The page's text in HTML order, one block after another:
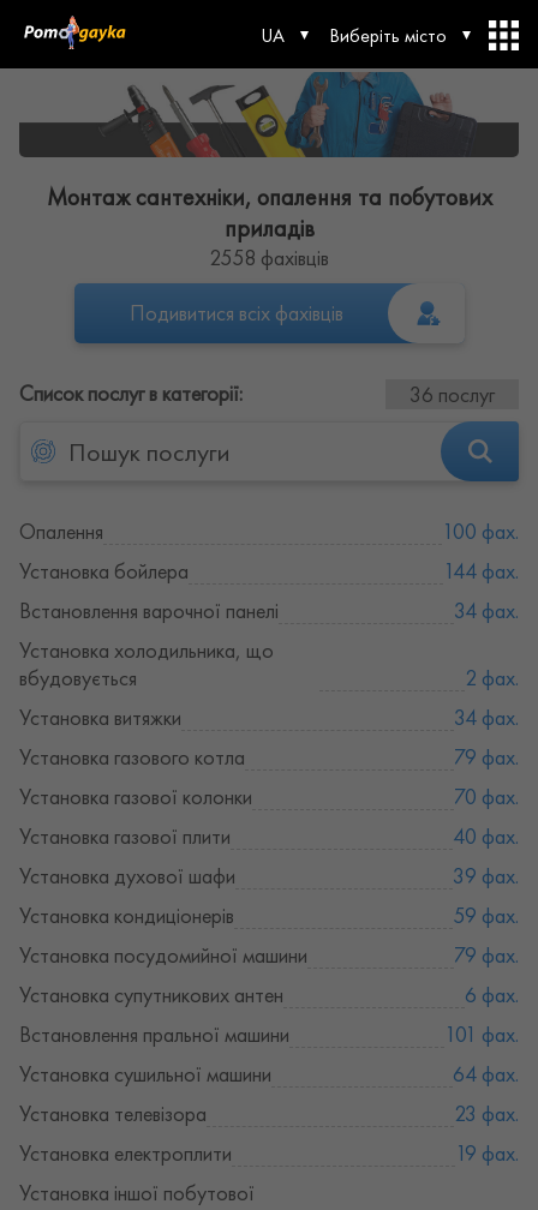
UA Виберіть місто
Монтаж сантехніки, опалення та побутових
приладів
2558 фахівців
Подивитися всіх фахівців
Список послуг в категорії: 36 послуг
Опалення
100 фах.
Установка бойлера
144 фах.
Встановлення варочної панелі
34 фах.
Установка холодильника, що
вбудовується
2 фах.
Установка витяжки
34 фах.
Установка газового котла
79 фах.
Установка газової колонки
70 фах.
Установка газової плити
40 фах.
Установка духової шафи
39 фах.
Установка кондиціонерів
59 фах.
Установка посудомийної машини
79 фах.
Установка супутникових антен
6 фах.
Встановлення пральної машини
101 фах.
Установка сушильної машини
64 фах.
Установка телевізора
23 фах.
Установка електроплити
19 фах.
Установка іншої побутової